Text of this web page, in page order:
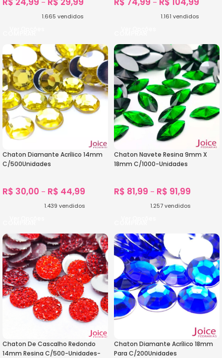
–
1.665 vendidos
–
1.161 vendidos
Chaton Diamante Acrílico 14mm
C/500Unidades
R$ 30,00 – R$ 44,99
1.439 vendidos
Chaton Navete Resina 9mm X
18mm C/1000-Unidades
R$ 81,99 – R$ 91,99
1.257vendidos
Chaton De Cascalho Redondo
14mm Resina C/500-Unidades-
Chaton Diamante Acrílico 18mm
Para C/200Unidades